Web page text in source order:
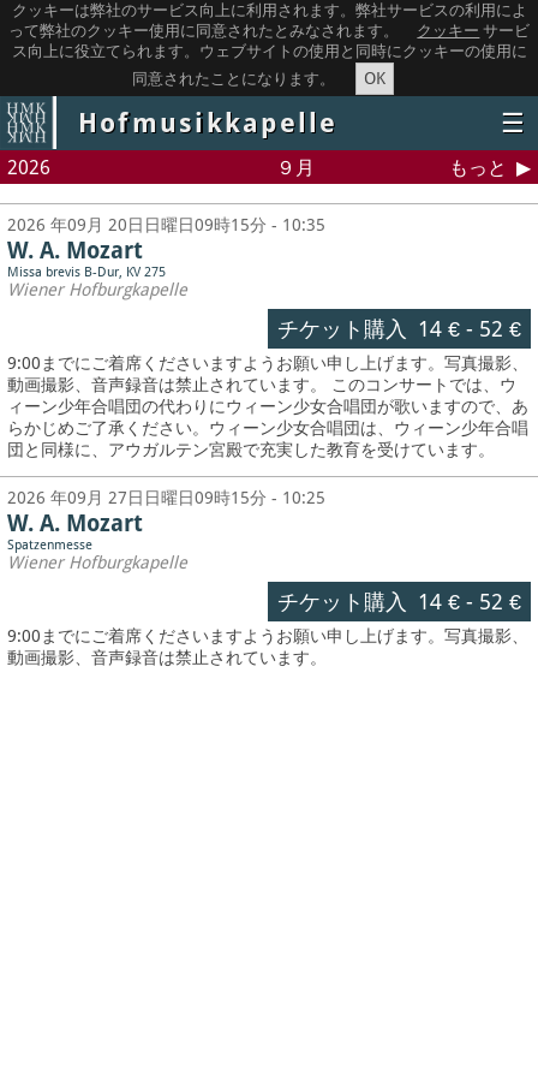
クッキーは弊社のサービス向上に利用されます。弊社サービスの利用によ
って弊社のクッキー使用に同意されたとみなされます。
クッキー サービ
ス向上に役立てられます。ウェブサイトの使用と同時にクッキーの使用に
同意されたことになります。
OK
Hofmusikkapelle ☰
2026 ９月 もっと
2026 年09月 20日日曜日09時15分 - 10:35
W. A. Mozart
Missa brevis B-Dur, KV 275
Wiener Hofburgkapelle
チケット購入 14 €- 52 €
9:00までにご着席くださいますようお願い申し上げます。写真撮影、
動画撮影、音声録音は禁止されています。 このコンサートでは、ウ
ィーン少年合唱団の代わりにウィーン少女合唱団が歌いますので、あ
らかじめご了承ください。ウィーン少女合唱団は、ウィーン少年合唱
団と同様に、アウガルテン宮殿で充実した教育を受けています。
2026 年09月 27日日曜日09時15分 - 10:25
W. A. Mozart
Spatzenmesse
Wiener Hofburgkapelle
チケット購入 14 €- 52 €
9:00までにご着席くださいますようお願い申し上げます。写真撮影、
動画撮影、音声録音は禁止されています。